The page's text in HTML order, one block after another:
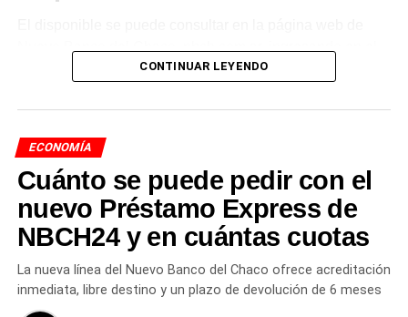
nueva oficina de ANSESen la ciudad, que evita a los
vecinos delDepartamento Chacabucotener que
menú Personas → Préstamos → Consultas de
automáticamente y no requiere ningún trámite previo: una
vez recibido el pago de haberes, el monto utilizado se
debita de forma automática.
Sin intereses ni costos
adicionales
Las compras realizadas con Adelanto Chaco 24 no tienen
intereses y se pueden hacer en comercios de todos los
CONTINUAR LEYENDO
ECONOMÍA
Cuánto se puede pedir con el
nuevo Préstamo Express de
NBCH24 y en cuántas cuotas
La nueva línea del Nuevo Banco del Chaco ofrece acreditación
inmediata, libre destino y un plazo de devolución de 6 meses